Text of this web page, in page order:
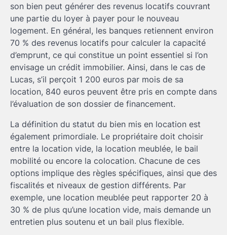
son bien peut générer des revenus locatifs couvrant
une partie du loyer à payer pour le nouveau
logement. En général, les banques retiennent environ
70 % des revenus locatifs pour calculer la capacité
d’emprunt, ce qui constitue un point essentiel si l’on
envisage un crédit immobilier. Ainsi, dans le cas de
Lucas, s’il perçoit 1 200 euros par mois de sa
location, 840 euros peuvent être pris en compte dans
l’évaluation de son dossier de financement.
La définition du statut du bien mis en location est
également primordiale. Le propriétaire doit choisir
entre la location vide, la location meublée, le bail
mobilité ou encore la colocation. Chacune de ces
options implique des règles spécifiques, ainsi que des
fiscalités et niveaux de gestion différents. Par
exemple, une location meublée peut rapporter 20 à
30 % de plus qu’une location vide, mais demande un
entretien plus soutenu et un bail plus flexible.